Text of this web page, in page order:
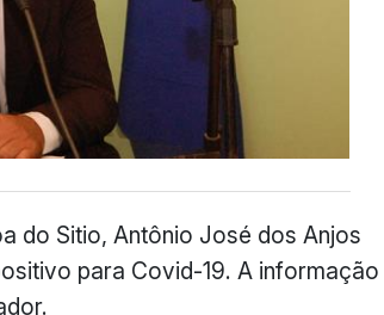
do Sitio, Antônio José dos Anjos
para Covid-19. A